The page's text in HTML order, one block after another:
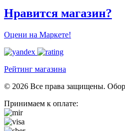
Нравится магазин?
Оцени на Маркете!
Рейтинг магазина
© 2026 Все права защищены.
Принимаем к оплате: